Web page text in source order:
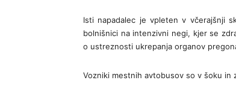
Isti napadalec je vpleten v včerajšnji
bolnišnici na intenzivni negi, kjer se
o ustreznosti ukrepanja organov
Vozniki mestnih avtobusov so v šoku in